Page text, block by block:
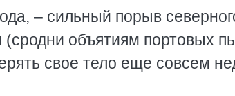
– сильный порыв
(сродни объятиям портовых
свое тело еще совсем